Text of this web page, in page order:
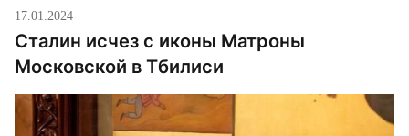
17.01.2024
Сталин исчез с иконы Матроны
Московской в Тбилиси